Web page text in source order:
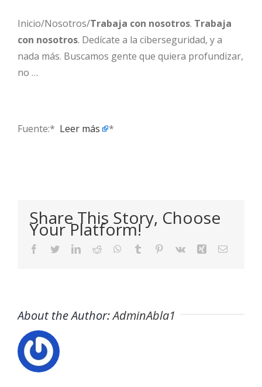
Inicio/Nosotros/Trabaja con nosotros. Trabaja
con nosotros. Dedícate a la ciberseguridad, y a
nada más. Buscamos gente que quiera profundizar,
no …
Fuente:* ​ Leer más *
Share This Story, Choose
Your Platform!
Facebook
TwitterLinkedIn
Reddit WhatsApp
Tumblr Pinterest
Vk Xing Email
About the Author:AdminAbla1